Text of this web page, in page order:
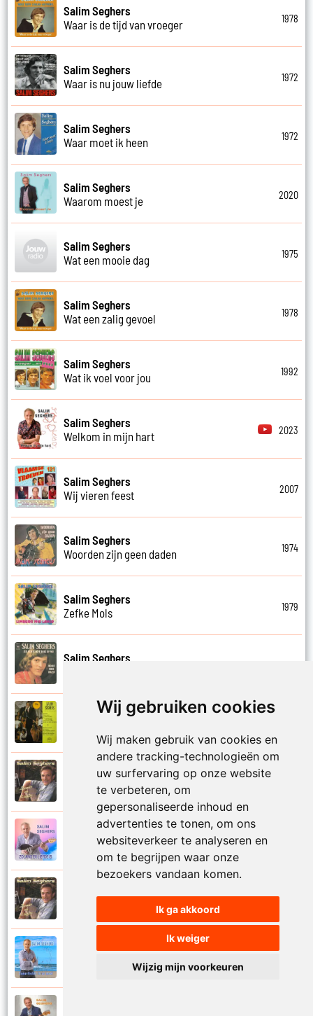
Wij gebruiken cookies
Wij maken gebruik van cookies en
andere tracking-technologieën om
uw surfervaring op onze website
te verbeteren, om
gepersonaliseerde inhoud en
advertenties te tonen, om ons
websiteverkeer te analyseren en
om te begrijpen waar onze
bezoekers vandaan komen.
Ik ga akkoord
Ik weiger
Wijzig mijn voorkeuren
Salim Seghers
Waar is de tijd van vroeger
1978
Salim Seghers
Waar is nu jouw liefde
1972
Salim Seghers
Waar moet ik heen
1972
Salim Seghers
Waarom moest je
2020
Salim Seghers
Wat een mooie dag
1975
Salim Seghers
Wat een zalig gevoel
1978
Salim Seghers
Wat ik voel voor jou
1992
Salim Seghers
Welkom in mijn hart
2023
Salim Seghers
Wij vieren feest
2007
Salim Seghers
Woorden zijn geen daden
1974
Salim Seghers
Zefke Mols
1979
Salim Seghers
Salim Seghers
Salim Seghers
Zeven nachten geef ik jou
Salim Seghers
Zolang er liefde is
2002
Salim Seghers
Zomerliefde is zo mooi